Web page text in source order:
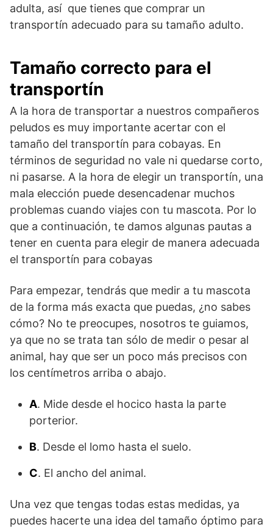
adulta, así que tienes que comprar un
transportín adecuado para su tamaño adulto.
Tamaño correcto para el
transportín
A la hora de transportar a nuestros compañeros
peludos es muy importante acertar con el
tamaño del transportín para cobayas. En
términos de seguridad no vale ni quedarse corto,
ni pasarse. A la hora de elegir un transportín, una
mala elección puede desencadenar muchos
problemas cuando viajes con tu mascota. Por lo
que a continuación, te damos algunas pautas a
tener en cuenta para elegir de manera adecuada
el transportín para cobayas
Para empezar, tendrás que medir a tu mascota
de la forma más exacta que puedas, ¿no sabes
cómo? No te preocupes, nosotros te guiamos,
ya que no se trata tan sólo de medir o pesar al
animal, hay que ser un poco más precisos con
los centímetros arriba o abajo.
A. Mide desde el hocico hasta la parte
porterior.
B. Desde el lomo hasta el suelo.
C. El ancho del animal.
Una vez que tengas todas estas medidas, ya
puedes hacerte una idea del tamaño óptimo para